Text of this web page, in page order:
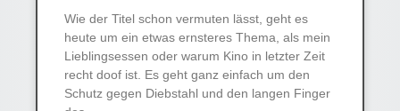
Wie der Titel schon vermuten lässt, geht es
heute um ein etwas ernsteres Thema, als mein
Lieblingsessen oder warum Kino in letzter Zeit
recht doof ist. Es geht ganz einfach um den
Schutz gegen Diebstahl und den langen Finger